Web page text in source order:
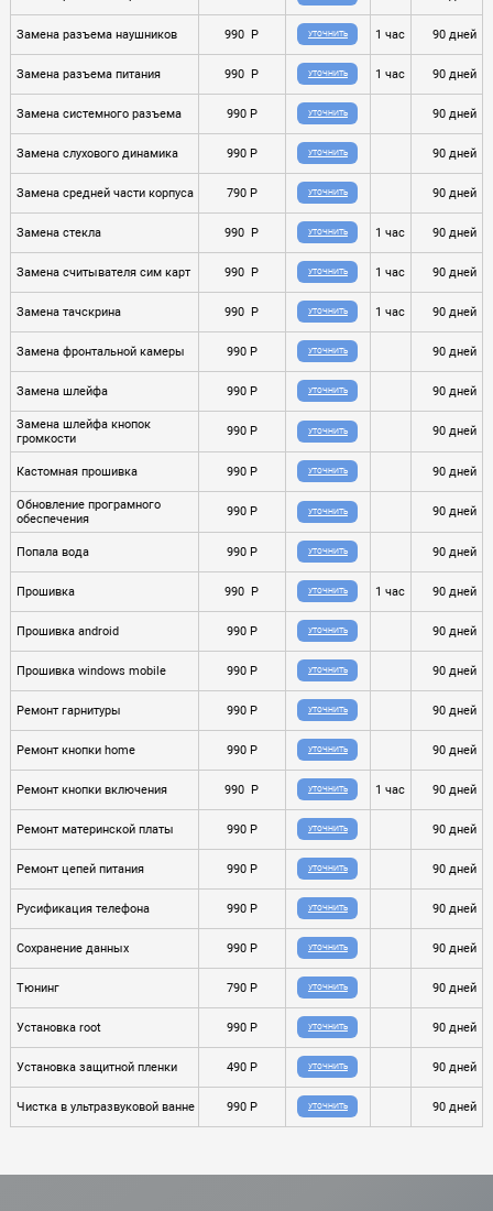
Замена разъема наушников 990 P УТОЧНИТЬ 1 час 90 дней
Замена разъема питания 990 P УТОЧНИТЬ 1 час 90 дней
Замена системного разъема 990 P УТОЧНИТЬ 90 дней
Замена слухового динамика 990 P УТОЧНИТЬ 90 дней
Замена средней части корпуса 790 P УТОЧНИТЬ 90 дней
Замена стекла 990 P УТОЧНИТЬ 1 час 90 дней
Замена считывателя сим карт 990 P УТОЧНИТЬ 1 час 90 дней
Замена тачскрина 990 P УТОЧНИТЬ 1 час 90 дней
Замена фронтальной камеры 990 P УТОЧНИТЬ 90 дней
Замена шлейфа 990 P УТОЧНИТЬ 90 дней
Замена шлейфа кнопок
громкости
990 P УТОЧНИТЬ 90 дней
Кастомная прошивка 990 P УТОЧНИТЬ 90 дней
Обновление програмного
обеспечения
990 P УТОЧНИТЬ 90 дней
Попала вода 990 P УТОЧНИТЬ 90 дней
Прошивка 990 P УТОЧНИТЬ 1 час 90 дней
Прошивка android 990 P УТОЧНИТЬ 90 дней
Прошивка windows mobile 990 P УТОЧНИТЬ 90 дней
Ремонт гарнитуры 990 P УТОЧНИТЬ 90 дней
Ремонт кнопки home 990 P УТОЧНИТЬ 90 дней
Ремонт кнопки включения 990 P УТОЧНИТЬ 1 час 90 дней
Ремонт материнской платы 990 P УТОЧНИТЬ 90 дней
Ремонт цепей питания 990 P УТОЧНИТЬ 90 дней
Русификация телефона 990 P УТОЧНИТЬ 90 дней
Сохранение данных 990 P УТОЧНИТЬ 90 дней
Тюнинг 790 P УТОЧНИТЬ 90 дней
Установка root 990 P УТОЧНИТЬ 90 дней
Установка защитной пленки 490 P УТОЧНИТЬ 90 дней
Чистка в ультразвуковой ванне 990 P УТОЧНИТЬ 90 дней